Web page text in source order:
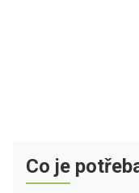
Co je